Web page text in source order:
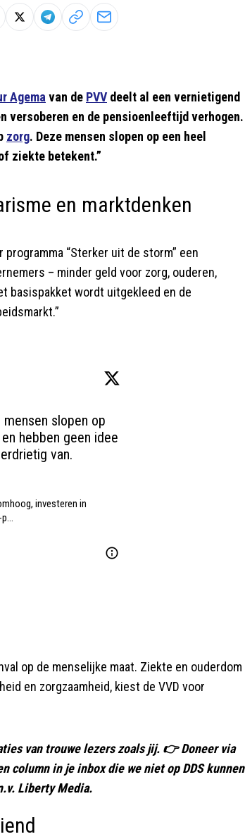
Agema van de PVV deelt al een vernietigend
versoberen en de pensioenleeftijd verhogen.
zorg. Deze mensen slopen op een heel
ziekte betekent.”
en marktdenken
programma “Sterker uit de storm” een
– minder geld voor zorg, ouderen,
basispakket wordt uitgekleed en de
slopen op
hebben geen idee
van.
investeren in
op de menselijke maat. Ziekte en ouderdom
en zorgzaamheid, kiest de VVD voor
van trouwe lezers zoals jij. 👉 Doneer via
column in je inbox die we niet op DDS kunnen
Liberty Media.